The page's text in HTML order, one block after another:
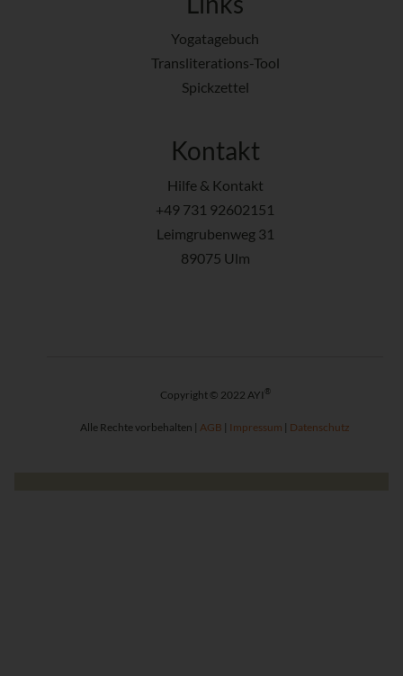
Yogatagebuch
Transliterations-Tool
Spickzettel
Kontakt
Hilfe & Kontakt
+49 731 92602151
Leimgrubenweg 31
89075 Ulm
Copyright © 2022 AYI ®
Alle Rechte vorbehalten | AGB | Impressum | Datenschutz